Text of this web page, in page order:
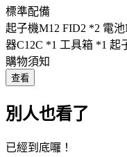
標準配備
起子機M12 FID2 *2 電
器C12C *1 工具箱 *1 起
購物須知
查看
別人也看了
已經到底囉！